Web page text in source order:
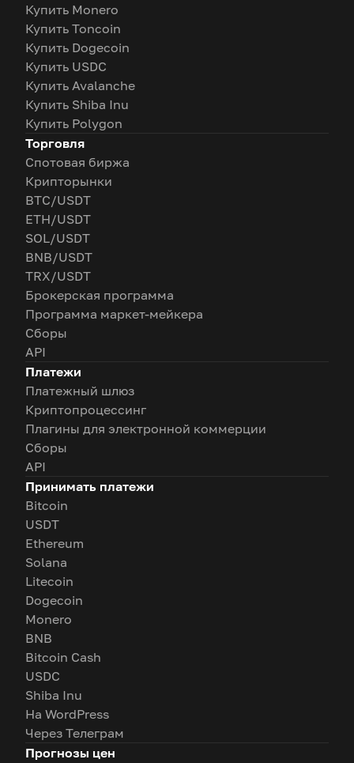
Купить Monero
Купить Toncoin
Купить Dogecoin
Купить USDC
Купить Avalanche
Купить Shiba Inu
Купить Polygon
Торговля
Спотовая биржа
Крипторынки
BTC/USDT
ETH/USDT
SOL/USDT
BNB/USDT
TRX/USDT
Брокерская программа
Программа маркет-мейкера
Сборы
API
Платежи
Платежный шлюз
Криптопроцессинг
Плагины для электронной коммерции
Сборы
API
Принимать платежи
Bitcoin
USDT
Ethereum
Solana
Litecoin
Dogecoin
Monero
BNB
Bitcoin Cash
USDC
Shiba Inu
На WordPress
Через Телеграм
Прогнозы цен